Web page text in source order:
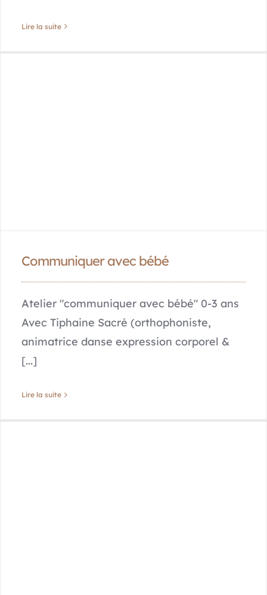
Lire la suite
Communiquer avec bébé
Atelier "communiquer avec bébé" 0-3 ans
Avec Tiphaine Sacré (orthophoniste,
animatrice danse expression corporel &
[...]
Lire la suite